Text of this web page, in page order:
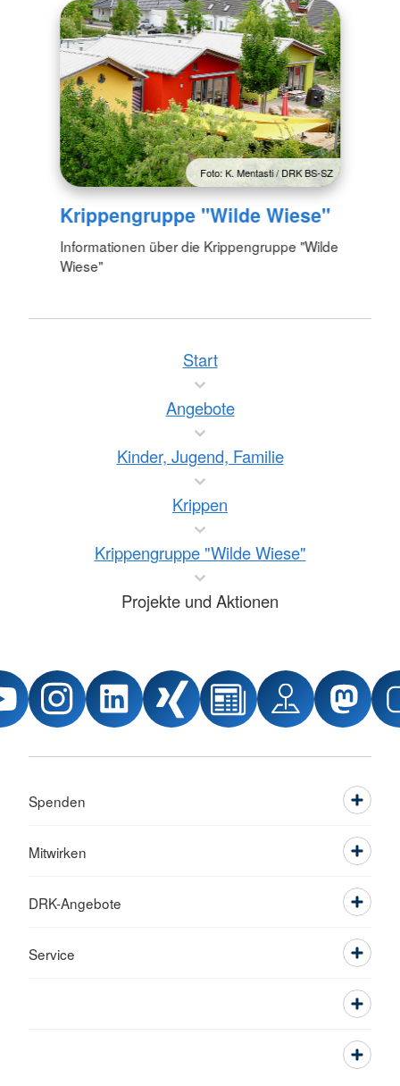
Foto: K. Mentasti / DRK BS-SZ
Krippengruppe "Wilde Wiese"
Informationen über die Krippengruppe "Wilde
Wiese"
Start
Angebote
Kinder, Jugend, Familie
Krippen
Krippengruppe "Wilde Wiese"
Projekte und Aktionen
Spenden
Mitwirken
DRK-Angebote
Service